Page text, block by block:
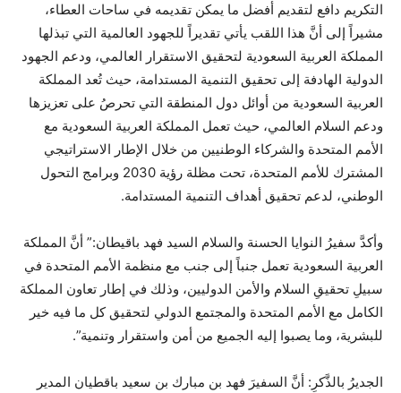
التكريم دافع لتقديم أفضل ما يمكن تقديمه في ساحات العطاء،
مشيراً إلى أنَّ هذا اللقب يأتي تقديراً للجهود العالمية التي تبذلها
المملكة العربية السعودية لتحقيق الاستقرار العالمي، ودعم الجهود
الدولية الهادفة إلى تحقيق التنمية المستدامة، حيث تُعد المملكة
العربية السعودية من أوائل دول المنطقة التي تحرصُ على تعزيزها
ودعم السلام العالمي، حيث تعمل المملكة العربية السعودية مع
الأمم المتحدة والشركاء الوطنيين من خلال الإطار الاستراتيجي
المشترك للأمم المتحدة، تحت مظلة رؤية 2030 وبرامج التحول
الوطني، لدعم تحقيق أهداف التنمية المستدامة.
وأكدَّ سفيرُ النوايا الحسنة والسلام السيد فهد باقيطان:” أنَّ المملكة
العربية السعودية تعمل جنباً إلى جنب مع منظمة الأمم المتحدة في
سبيلِ تحقيقِ السلام والأمن الدوليين، وذلك في إطار تعاون المملكة
الكامل مع الأمم المتحدة والمجتمع الدولي لتحقيق كل ما فيه خير
للبشرية، وما يصبوا إليه الجميع من أمن واستقرار وتنمية”.
الجديرُ بالذَّكرِ: أنَّ السفيرَ فهد بن مبارك بن سعيد باقطيان المدير